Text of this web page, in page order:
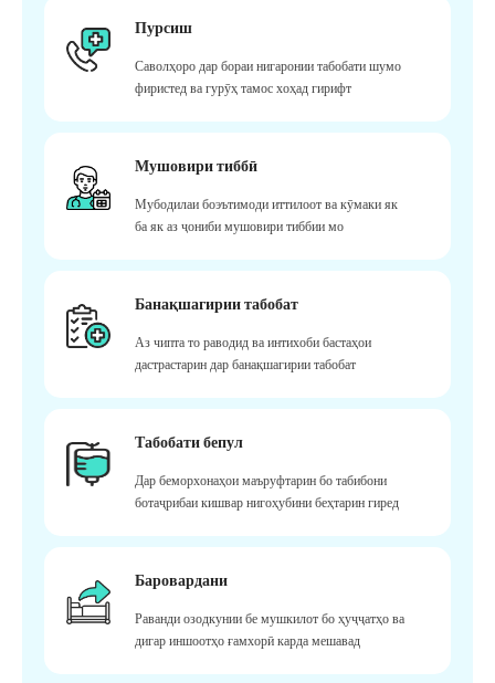
Пурсиш
Саволҳоро дар бораи нигаронии табобати шумо
фиристед ва гурӯҳ тамос хоҳад гирифт
Мушовири тиббӣ
Мубодилаи боэътимоди иттилоот ва кӯмаки як
ба як аз ҷониби мушовири тиббии мо
Банақшагирии табобат
Аз чипта то раводид ва интихоби бастаҳои
дастрастарин дар банақшагирии табобат
Табобати бепул
Дар беморхонаҳои маъруфтарин бо табибони
ботаҷрибаи кишвар нигоҳубини беҳтарин гиред
Баровардани
Раванди озодкунии бе мушкилот бо ҳуҷҷатҳо ва
дигар иншоотҳо ғамхорӣ карда мешавад